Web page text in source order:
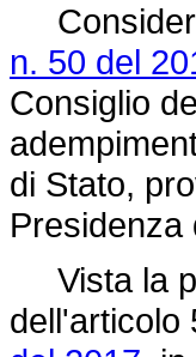
n. 50 del
Consiglio
di Stato,
Presidenza
Vista la
dell'articolo